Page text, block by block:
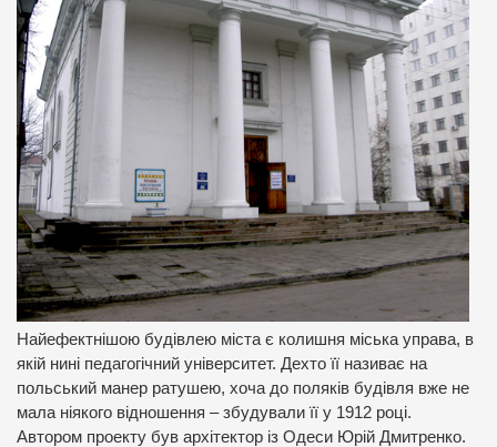
Найефектнішою будівлею міста є колишня міська управа, в
якій нині педагогічний університет. Дехто її називає на
польський манер ратушею, хоча до поляків будівля вже не
мала ніякого відношення – збудували її у 1912 році.
Автором проекту був архітектор із Одеси Юрій Дмитренко.